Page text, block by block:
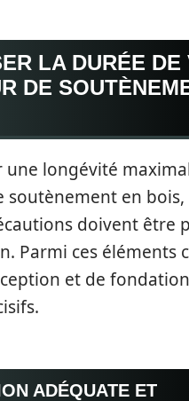
LA DURÉE DE
DE
une longévité
soutènement en bois,
doivent être
Parmi ces éléments
et de
ADÉQUATE ET